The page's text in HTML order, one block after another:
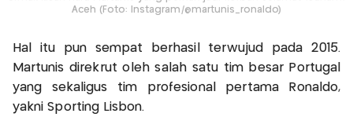
Aceh (Foto: Instagram/@martunis_ronaldo)
Hal itu pun sempat berhasil terwujud pada 2015.
Martunis direkrut oleh salah satu tim besar Portugal
yang sekaligus tim profesional pertama Ronaldo,
yakni Sporting Lisbon.